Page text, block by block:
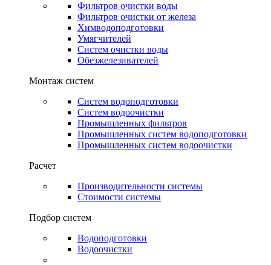
Фильтров очистки воды
Фильтров очистки от железа
Химводоподготовки
Умягчителей
Систем очистки воды
Обезжелезивателей
Монтаж систем
Систем водоподготовки
Систем водоочистки
Промышленных фильтров
Промышленных систем водоподготовки
Промышленных систем водоочистки
Расчет
Производительности системы
Стоимости системы
Подбор систем
Водоподготовки
Водоочистки